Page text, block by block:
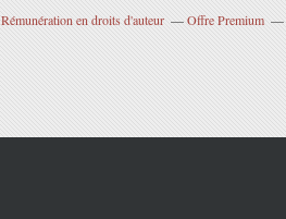
Rémunération en droits d'auteur Offre Premium